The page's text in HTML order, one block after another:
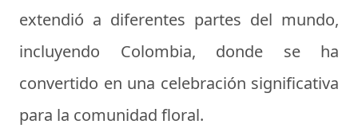
extendió a diferentes partes del mundo,
incluyendo Colombia, donde se ha
convertido en una celebración significativa
para la comunidad floral.